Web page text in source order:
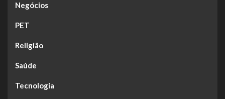
Negócios
PET
Religião
Saúde
Tecnologia